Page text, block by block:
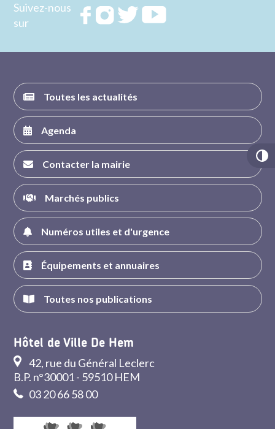
Suivez-nous
sur
RejoignezRejoignezRejoignez
Toutes les actualités
Agenda
Contacter la mairie
Marchés publics
Numéros utiles et d'urgence
Équipements et annuaires
Toutes nos publications
Hôtel de Ville De Hem
42, rue du Général Leclerc
B.P. n°30001 - 59510 HEM
03 20 66 58 00